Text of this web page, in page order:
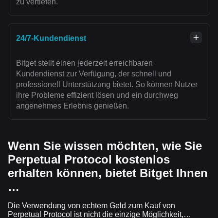
zu vertiefen.
24/7-Kundendienst
Bitget stellt einen jederzeit erreichbaren
Kundendienst zur Verfügung, der schnell und
professionell Unterstützung bietet. So können Nutzer
ihre Probleme effizient lösen und ein durchweg
angenehmes Erlebnis genießen.
Wenn Sie wissen möchten, wie Sie
Perpetual Protocol kostenlos
erhalten können, bietet Bitget Ihnen
…
Die Verwendung von echtem Geld zum Kauf von
Perpetual Protocol ist nicht die einzige Möglichkeit,